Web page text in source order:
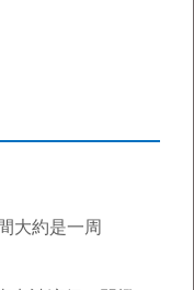
大約是一周